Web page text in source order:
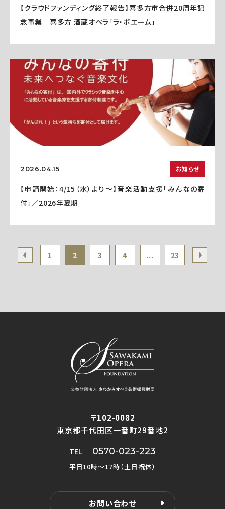
【クラウドファンディング終了報告】喜多方市合併20周年記
念事業 喜多方 酒蔵オペラ「ラ・ボエーム」
2026.04.15 お知らせ
【申請開始：4/15（水）より～】音楽活動支援「みんなの寄
付」／2026年夏期
1 2 3 4 ... 23
〒102-0082
東京都千代田区一番町29番地2
TEL 0570-023-223
平日10時〜17時（土日祝休）
お問い合わせ